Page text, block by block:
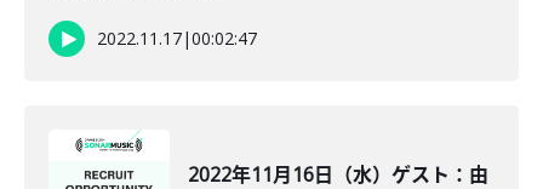
2022.11.17|00:02:47
2022年11月16日（水）ゲスト：由